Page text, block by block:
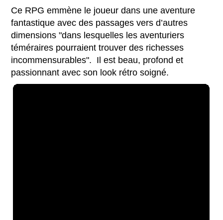
Ce RPG emmène le joueur dans une aventure
fantastique avec des passages vers d’autres
dimensions "dans lesquelles les aventuriers
téméraires pourraient trouver des richesses
incommensurables". Il est beau, profond et
passionnant avec son look rétro soigné.